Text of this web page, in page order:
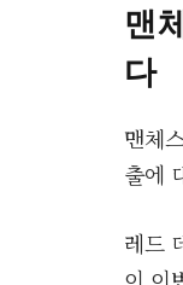
맨
다
맨체
출에
레드